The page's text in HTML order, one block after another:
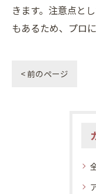
きます。注意点と
もあるため、プロ
< 前のページ